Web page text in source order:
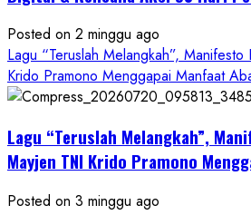
Posted on 2 minggu ago
Lagu “Teruslah Melangkah”,
Krido Pramono Menggapai Manfaat
Lagu “Teruslah Melangkah”,
Mayjen TNI Krido Pramono
Posted on 3 minggu ago